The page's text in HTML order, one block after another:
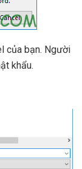
của bạn. Người
khẩu.